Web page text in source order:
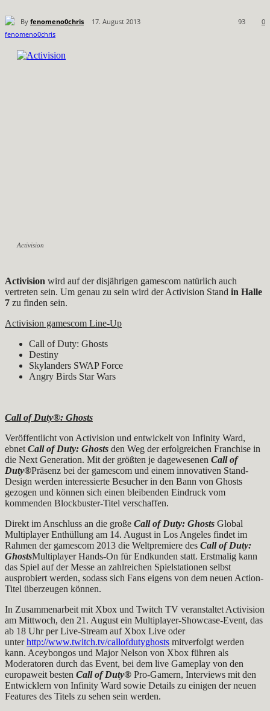
By fenomeno0chris 17. August 2013 0
93
Activision
Activision wird auf der disjährigen gamescom natürlich auch
vertreten sein. Um genau zu sein wird der Activision Stand in Halle
7 zu finden sein.
Activision gamescom Line-Up
Call of Duty: Ghosts
Destiny
Skylanders SWAP Force
Angry Birds Star Wars
Call of Duty®: Ghosts
Veröffentlicht von Activision und entwickelt von Infinity Ward,
ebnet Call of Duty: Ghosts den Weg der erfolgreichen Franchise in
die Next Generation. Mit der größten je dagewesenen Call of
Duty®Präsenz bei der gamescom und einem innovativen Stand-
Design werden interessierte Besucher in den Bann von Ghosts
gezogen und können sich einen bleibenden Eindruck vom
kommenden Blockbuster-Titel verschaffen.
Direkt im Anschluss an die große Call of Duty: Ghosts Global
Multiplayer Enthüllung am 14. August in Los Angeles findet im
Rahmen der gamescom 2013 die Weltpremiere des Call of Duty:
GhostsMultiplayer Hands-On für Endkunden statt. Erstmalig kann
das Spiel auf der Messe an zahlreichen Spielstationen selbst
ausprobiert werden, sodass sich Fans eigens von dem neuen Action-
Titel überzeugen können.
In Zusammenarbeit mit Xbox und Twitch TV veranstaltet Activision
am Mittwoch, den 21. August ein Multiplayer-Showcase-Event, das
ab 18 Uhr per Live-Stream auf Xbox Live oder
unterhttp://www.twitch.tv/callofdutyghosts mitverfolgt werden
kann. Aceybongos und Major Nelson von Xbox führen als
Moderatoren durch das Event, bei dem live Gameplay von den
europaweit besten Call of Duty® Pro-Gamern, Interviews mit den
Entwicklern von Infinity Ward sowie Details zu einigen der neuen
Features des Titels zu sehen sein werden.